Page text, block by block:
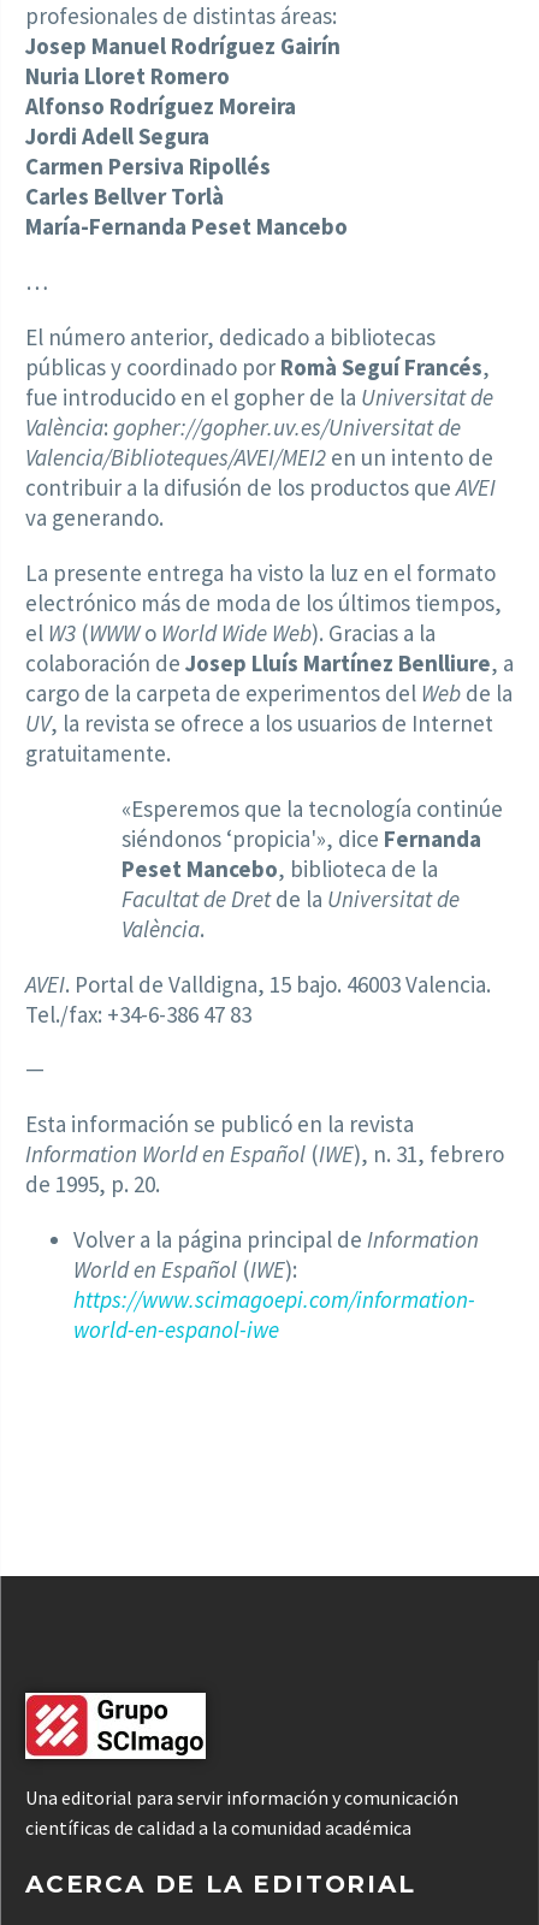
profesionales de distintas áreas:
Josep Manuel Rodríguez Gairín
Nuria Lloret Romero
Alfonso Rodríguez Moreira
Jordi Adell Segura
Carmen Persiva Ripollés
Carles Bellver Torlà
María-Fernanda Peset Mancebo
…
El número anterior, dedicado a bibliotecas
públicas y coordinado por Romà Seguí Francés,
fue introducido en el gopher de la Universitat de
València: gopher://gopher.uv.es/Universitat de
Valencia/Biblioteques/AVEI/MEI2 en un intento de
contribuir a la difusión de los productos queAVEI
va generando.
La presente entrega ha visto la luz en el formato
electrónico más de moda de los últimos tiempos,
el W3 (WWWo World Wide Web). Gracias a la
colaboración de Josep Lluís Martínez Benlliure, a
cargo de la carpeta de experimentos del Web de la
UV, la revista se ofrece a los usuarios de Internet
gratuitamente.
«Esperemos que la tecnología continúe
siéndonos ‘propicia'», dice Fernanda
Peset Mancebo, biblioteca de la
Facultat de Dretde la Universitat de
València.
AVEI. Portal de Valldigna, 15 bajo. 46003 Valencia.
Tel./fax: +34-6-386 47 83
—
Esta información se publicó en la revista
Information World en Español (IWE), n. 31, febrero
de 1995, p. 20.
Volver a la página principal de Information
World en Español (IWE):
https://www.scimagoepi.com/information-
world-en-espanol-iwe
Una editorial para servir información y comunicación
científicas de calidad a la comunidad académica
ACERCA DE LA EDITORIAL